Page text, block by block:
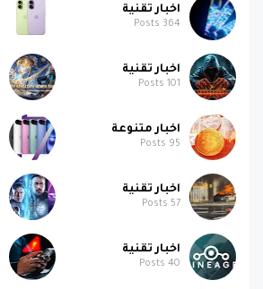
اخبار تقنية
364
اخبار تقنية
101
اخبار متنوعة
95
اخبار تقنية
57
اخبار تقنية
40